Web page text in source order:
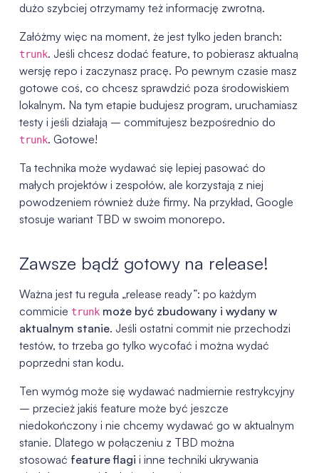
dużo szybciej otrzymamy też informację zwrotną.
Załóżmy więc na moment, że jest tylko jeden branch:
trunk. Jeśli chcesz dodać feature, to pobierasz aktualną
wersję repo i zaczynasz pracę. Po pewnym czasie masz
gotowe coś, co chcesz sprawdzić poza środowiskiem
lokalnym. Na tym etapie budujesz program, uruchamiasz
testy i jeśli działają – commitujesz bezpośrednio do
trunk. Gotowe!
Ta technika może wydawać się lepiej pasować do
małych projektów i zespołów, ale korzystają z niej
powodzeniem również duże firmy. Na przykład, Google
stosuje wariant TBD w swoim monorepo.
Zawsze bądź gotowy na release!
Ważna jest tu reguła „release ready”: po każdym
commicie trunk może być zbudowany i wydany w
aktualnym stanie. Jeśli ostatni commit nie przechodzi
testów, to trzeba go tylko wycofać i można wydać
poprzedni stan kodu.
Ten wymóg może się wydawać nadmiernie restrykcyjny
– przecież jakiś feature może być jeszcze
niedokończony i nie chcemy wydawać go w aktualnym
stanie. Dlatego w połączeniu z TBD można
stosować feature flagi i inne techniki ukrywania